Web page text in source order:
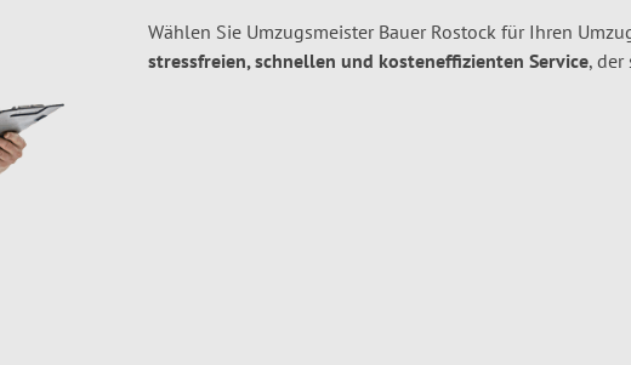
Wählen Sie Umzugsmeister Bauer Rostock für Ihren
stressfreien, schnellen und kosteneffizienten Service,